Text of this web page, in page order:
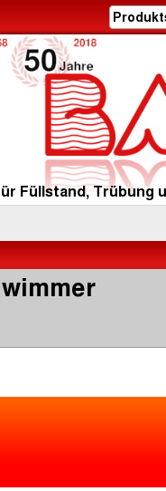
Füllstand, Trübung